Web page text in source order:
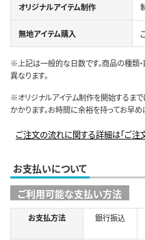
オリジナルアイテム制作
無地アイテム購入
※上記は一般的な日数です。商品の種類
異なります。
※オリジナルアイテム制作を開始するま
かかります。お時間に余裕を持ってお早め
ご注文の流れに関する詳細は「ご注
お支払いについて
ご利用可能な支払い方法
お支払方法 銀行振込